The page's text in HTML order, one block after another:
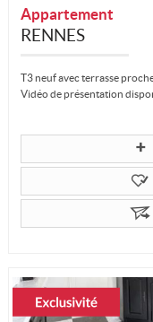
Appartement
RENNES
T3 neuf avec terrasse
Vidéo de présentation